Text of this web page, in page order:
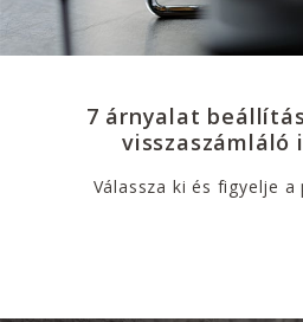
7 árnyalat
visszaszámláló
Válassza ki és figyelje